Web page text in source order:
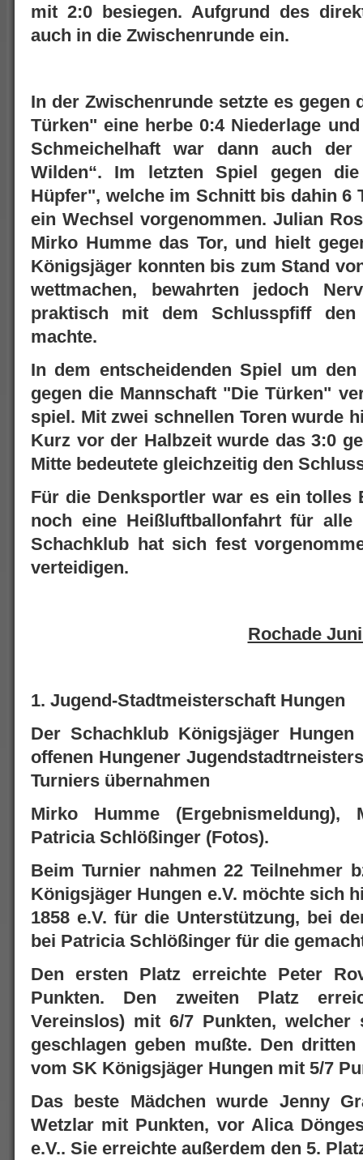
mit 2:0 besiegen. Aufgrund des
auch in die Zwischenrunde ein.
In der Zwischenrunde setzte es
Türken" eine herbe 0:4 Niederlage
Schmeichelhaft war dann auch
Wilden“. Im letzten Spiel gegen
Hüpfer", welche im Schnitt bis dahin 6
ein Wechsel vorgenommen. Julian
Mirko Humme das Tor, und hielt
Königsjäger konnten bis zum Stand
wettmachen, bewahrten jedoch
praktisch mit dem Schlusspfiff
machte.
In dem entscheidenden Spiel um
gegen die Mannschaft "Die Türken"
spiel. Mit zwei schnellen Toren wurde
Kurz vor der Halbzeit wurde das 3:0
Mitte bedeutete gleichzeitig den
Für die Denksportler war es ein tolles
noch eine Heißluftballonfahrt für alle
Schachklub hat sich fest
verteidigen.
Rochade
1. Jugend-Stadtmeisterschaft Hungen
Der Schachklub Königsjäger
offenen Hungener
Turniers übernahmen
Mirko Humme (Ergebnismeldung),
Patricia Schlößinger (Fotos).
Beim Turnier nahmen 22 Teilnehmer
Königsjäger Hungen e.V. möchte sich
1858 e.V. für die Unterstützung, bei
bei Patricia Schlößinger für die
Den ersten Platz erreichte Peter
Punkten. Den zweiten Platz
Vereinslos) mit 6/7 Punkten,
geschlagen geben mußte. Den
vom SK Königsjäger Hungen mit 5/7
Das beste Mädchen wurde Jenny
Wetzlar mit Punkten, vor Alica
e.V.. Sie erreichte außerdem den 5.